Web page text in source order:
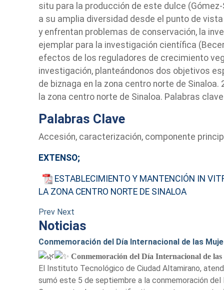
situ para la producción de este dulce
a su amplia diversidad desde el punto de
y enfrentan problemas de conservación, la
ejemplar para la investigación científica
efectos de los reguladores de crecimiento
investigación, planteándonos dos objetivos
de biznaga en la zona centro norte de
la zona centro norte de Sinaloa. Palabras
Palabras Clave
Accesión, caracterización, componente
EXTENSO;
ESTABLECIMIENTO Y MANTENCIÓN IN
LA ZONA CENTRO NORTE DE SINALOA
Prev Next
Noticias
Conmemoración del Día Internacional de las
Conmemoración del Día Internacional de
El Instituto Tecnológico de Ciudad Altamirano,
sumó este 5 de septiembre a la conmemoración